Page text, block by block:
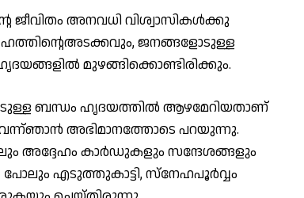
അനവധി വിശ്വാസികൾക്കു
ജനങ്ങളോടുള്ള
മുഴങ്ങിക്കൊണ്ടിരിക്കും.
ബന്ധം ഹൃദയത്തിൽ ആഴമേറിയതാണ്
അഭിമാനത്തോടെ പറയുന്നു.
അദ്ദേഹം കാർഡുകളും സന്ദേശങ്ങളും
പോലും എടുത്തുകാട്ടി, സ്നേഹപൂർവ്വം